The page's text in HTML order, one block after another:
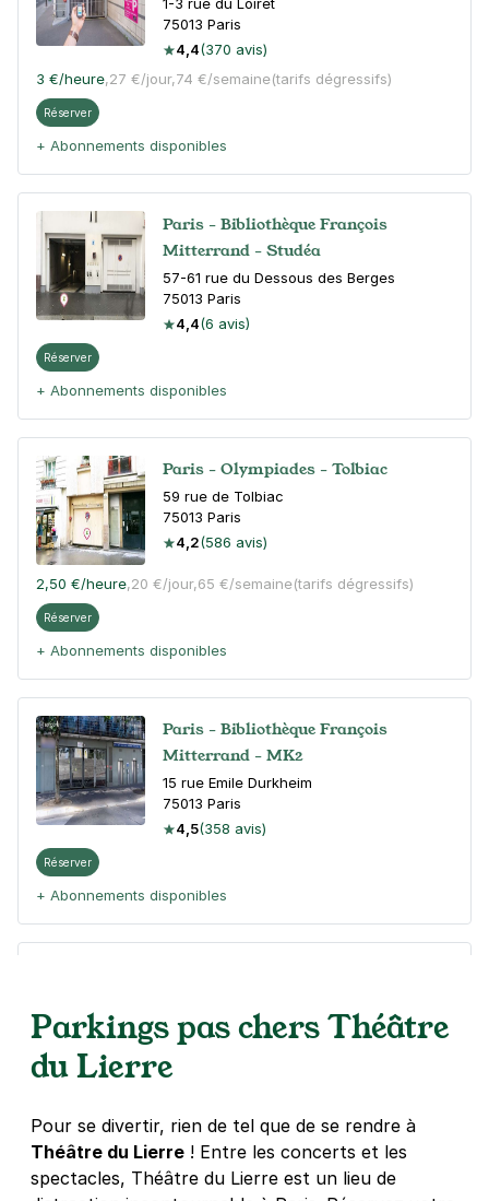
75013 Paris
4,4(370 avis)
3 €/heure,27 €/jour,74 €/semaine(tarifs dégressifs)
Réserver
+ Abonnements disponibles
Paris - Bibliothèque François
Mitterrand - Studéa
57-61 rue du Dessous des Berges
75013 Paris
4,4(6 avis)
Réserver
+ Abonnements disponibles
Paris - Olympiades - Tolbiac
59 rue de Tolbiac
75013 Paris
4,2(586 avis)
2,50 €/heure,20 €/jour,65 €/semaine(tarifs dégressifs)
Réserver
+ Abonnements disponibles
Paris - Bibliothèque François
Mitterrand - MK2
15 rue Emile Durkheim
75013 Paris
4,5(358 avis)
Réserver
+ Abonnements disponibles
75013Paris
4,6
Réserver
+ Abonnements disponibles
Parkings pas chers Théâtre
du Lierre
Pour se divertir, rien de tel que de se rendre à
Théâtre du Lierre ! Entre les concerts et les
spectacles, Théâtre du Lierre est un lieu de